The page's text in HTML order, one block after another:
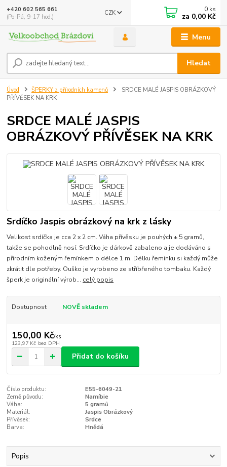
Menu
CZK
Hledat
+420 602 565 661
(Po-Pá, 9-17 hod.)
0 ks
za 0,00 Kč
Úvod ŠPERKY z přírodních kamenů
SRDCE MALÉ JASPIS OBRÁZKOVÝ
PŘÍVĚSEK NA KRK
SRDCE MALÉ JASPIS
OBRÁZKOVÝ PŘÍVĚSEK NA KRK
Srdíčko Jaspis obrázkový na krk z lásky
Velikost srdíčka je cca 2 x 2 cm. Váha přívěsku je pouhých ± 5 gramů,
takže se pohodlně nosí. Srdíčko je dárkově zabaleno a je dodáváno s
přírodním koženým řemínkem o délce 1 m. Délku řemínku si každý může
zkrátit dle potřeby. Ouško je vyrobeno ze stříbřeného tombaku. Každý
šperk je originální výrob... celý popis
Dostupnost NOVĚ skladem
150,00 Kč/ks
123,97 Kč bez DPH
Přidat do košíku
Číslo produktu:
E55-6049-21
Země původu:
Namíbie
Váha:
5 gramů
Materiál:
Jaspis Obrázkový
Přívěsek:
Srdce
Barva:
Hnědá
Popis